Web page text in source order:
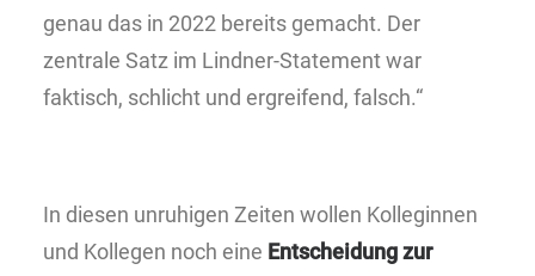
genau das in 2022 bereits gemacht. Der
zentrale Satz im Lindner-Statement war
faktisch, schlicht und ergreifend, falsch.“
In diesen unruhigen Zeiten wollen Kolleginnen
und Kollegen noch eine Entscheidung zur